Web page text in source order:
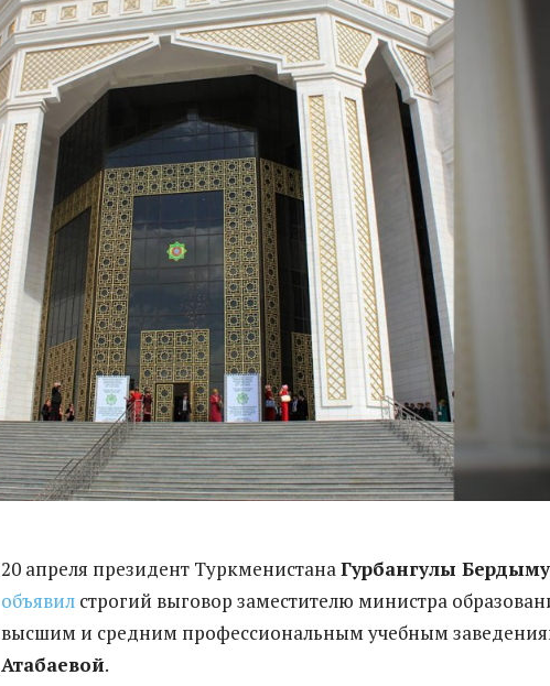
e
20 апреля президент ТуркменистанаГурбангулы
объявил строгий выговор заместителю министра
высшим и средним профессиональным учебным
Атабаевой.